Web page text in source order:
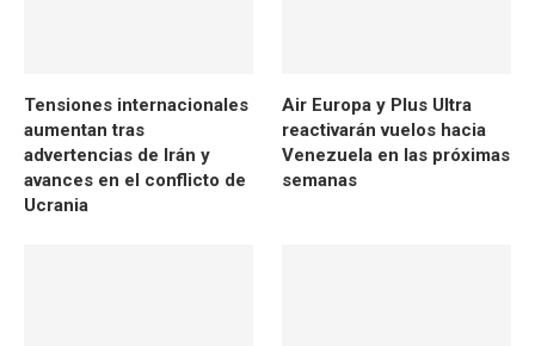
Tensiones internacionales
aumentan tras
advertencias de Irán y
avances en el conflicto de
Ucrania
Air Europa y Plus Ultra
reactivarán vuelos hacia
Venezuela en las próximas
semanas